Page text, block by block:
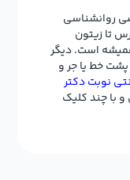
روانشناسی
تا زیتون
است. دیگر
خط یا جر و
نوبت دکتر
با چند کلیک